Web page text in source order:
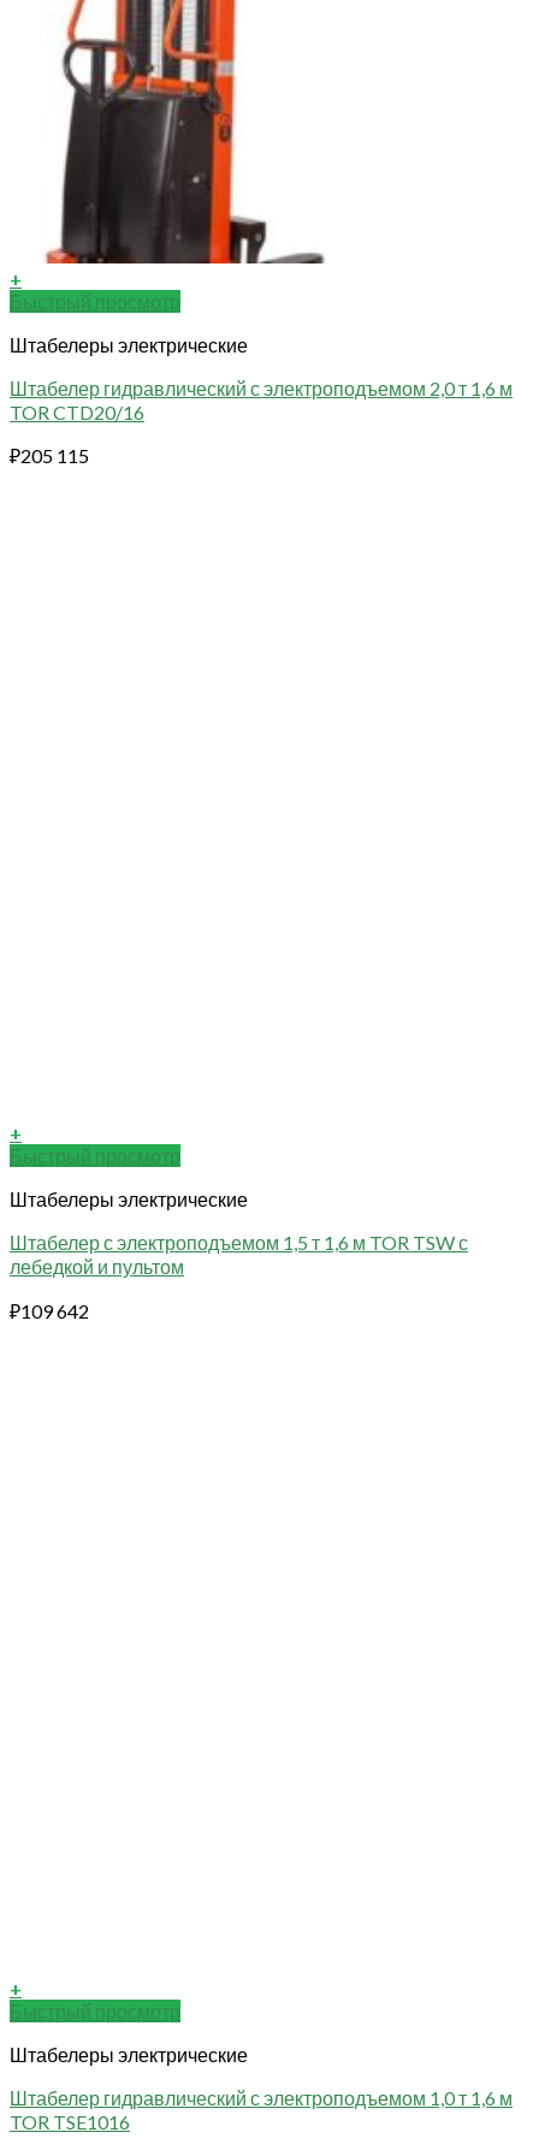
+
Быстрый просмотр
Штабелеры электрические
Штабелер гидравлический с электроподъемом 2,0 т 1,6 м
TOR CTD20/16
₽205 115
+
Быстрый просмотр
Штабелеры электрические
Штабелер с электроподъемом 1,5 т 1,6 м TOR TSW с
лебедкой и пультом
₽109 642
+
Быстрый просмотр
Штабелеры электрические
Штабелер гидравлический с электроподъемом 1,0 т 1,6 м
TOR TSE1016